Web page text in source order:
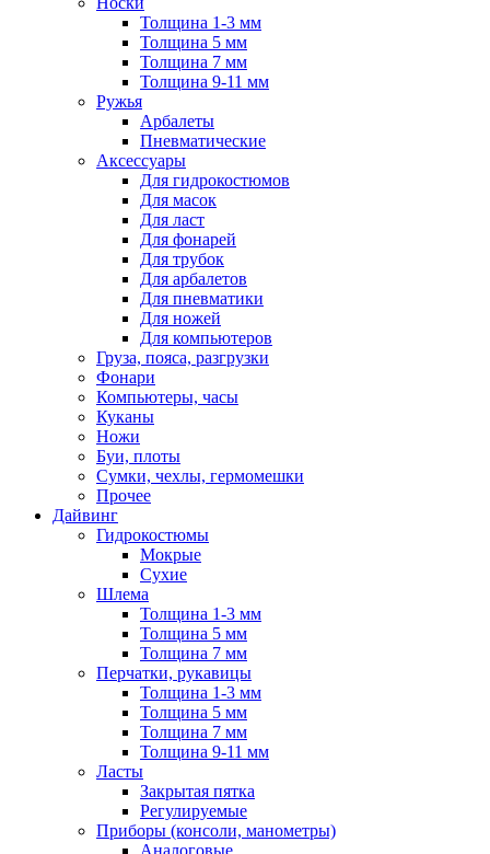
Толщина 1-3 мм
Толщина 5 мм
Толщина 7 мм
Толщина 9-11 мм
Ружья
Арбалеты
Пневматические
Аксессуары
Для гидрокостюмов
Для масок
Для ласт
Для фонарей
Для трубок
Для арбалетов
Для пневматики
Для ножей
Для компьютеров
Груза, пояса, разгрузки
Фонари
Компьютеры, часы
Куканы
Ножи
Буи, плоты
Сумки, чехлы, гермомешки
Прочее
Дайвинг
Гидрокостюмы
Мокрые
Сухие
Шлема
Толщина 1-3 мм
Толщина 5 мм
Толщина 7 мм
Перчатки, рукавицы
Толщина 1-3 мм
Толщина 5 мм
Толщина 7 мм
Толщина 9-11 мм
Ласты
Закрытая пятка
Регулируемые
Приборы (консоли, манометры)
Аналоговые